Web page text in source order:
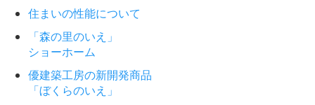
住まいの性能について
「森の里のいえ」
ショーホーム
優建築工房の新開発商品
「ぼくらのいえ」